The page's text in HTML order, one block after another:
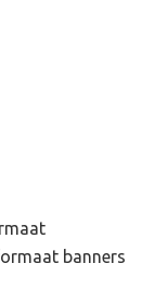
banners